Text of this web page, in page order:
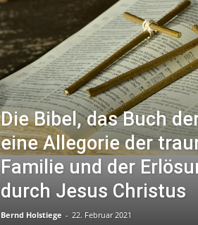
Die Bibel, das Buch
eine Allegorie der
Familie und der
durch Jesus Christus
Bernd Holstiege - 22. Februar 2021